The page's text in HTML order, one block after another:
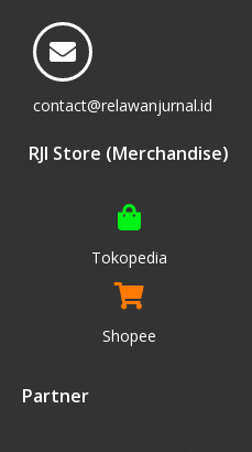
contact@relawanjurnal.id
RJI Store (Merchandise)
Tokopedia
Shopee
Partner